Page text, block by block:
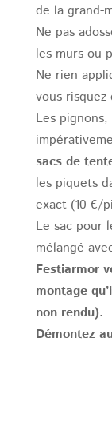
de la grand-
Ne pas
les murs ou
Ne rien
vous risquez
Les
sacs de
les piquets
exact (10 €/
Le sac pour
mélangé
Festiarmor
montage
non rendu).
Démontez